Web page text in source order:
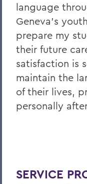
language
Geneva's
prepare my
their future
satisfaction is
maintain the
of their lives,
personally
SERVICE